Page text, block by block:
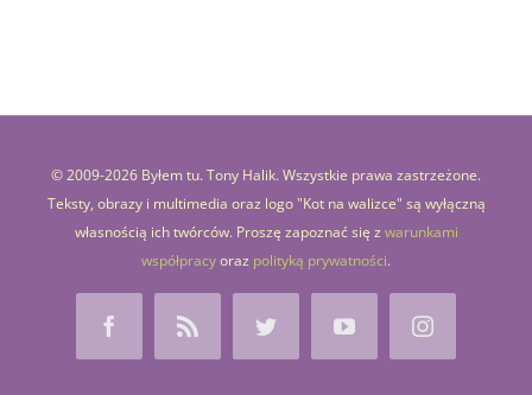
© 2009-2026 Byłem tu. Tony Halik. Wszystkie prawa zastrzeżone.
Teksty, obrazy i multimedia oraz logo "Kot na walizce" są wyłączną
własnością ich twórców. Proszę zapoznać się z warunkami
współpracyoraz polityką prywatności.
FacebookRss Twitter YouTubeInstagram